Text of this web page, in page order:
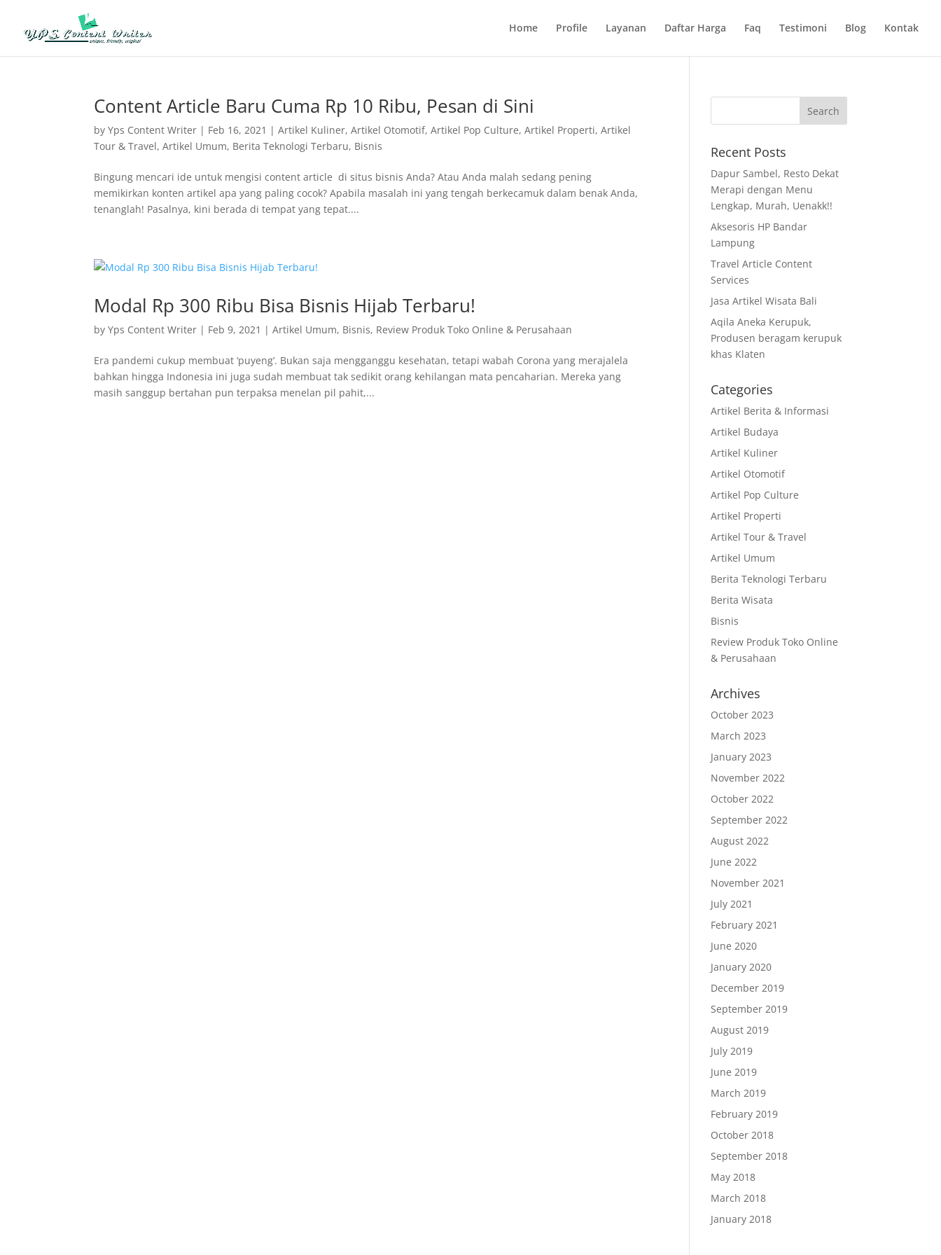
Home Profile Layanan Daftar Harga Faq Testimoni Blog Kontak
Content Article Baru Cuma Rp 10 Ribu, Pesan di Sini
byYps Content Writer | Feb 16, 2021 |Artikel Kuliner,Artikel Otomotif,Artikel Pop Culture,Artikel Properti,Artikel
Tour & Travel,Artikel Umum, Berita Teknologi Terbaru, Bisnis
Bingung mencari ide untuk mengisi content article di situs bisnis Anda? Atau Anda malah sedang pening
memikirkan konten artikel apa yang paling cocok? Apabila masalah ini yang tengah berkecamuk dalam benak Anda,
tenanglah! Pasalnya, kini berada di tempat yang tepat....
Modal Rp 300 Ribu Bisa Bisnis Hijab Terbaru!
byYps Content Writer | Feb 9, 2021 |Artikel Umum, Bisnis, Review Produk Toko Online & Perusahaan
Era pandemi cukup membuat ‘puyeng’. Bukan saja mengganggu kesehatan, tetapi wabah Corona yang merajalela
bahkan hingga Indonesia ini juga sudah membuat tak sedikit orang kehilangan mata pencaharian. Mereka yang
masih sanggup bertahan pun terpaksa menelan pil pahit,...
Recent Posts
Dapur Sambel, Resto Dekat
Merapi dengan Menu
Lengkap, Murah, Uenakk!!
Aksesoris HP Bandar
Lampung
Travel Article Content
Services
Jasa Artikel Wisata Bali
Aqila Aneka Kerupuk,
Produsen beragam kerupuk
khas Klaten
Categories
Artikel Berita & Informasi
Artikel Budaya
Artikel Kuliner
Artikel Otomotif
Artikel Pop Culture
Artikel Properti
Artikel Tour & Travel
Artikel Umum
Berita Teknologi Terbaru
Berita Wisata
Bisnis
Review Produk Toko Online
& Perusahaan
Archives
October 2023
March 2023
January 2023
November 2022
October 2022
September 2022
August 2022
June 2022
November 2021
July 2021
February 2021
June 2020
January 2020
December 2019
September 2019
August 2019
July 2019
June 2019
March 2019
February 2019
October 2018
September 2018
May 2018
March 2018
January 2018